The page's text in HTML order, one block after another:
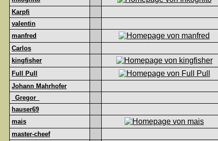
Karpfi
valentin
manfred
Carlos
kingfisher
Full Pull
Johann Mahrhofer
_Gregor_
hauser69
mais
master-cheef